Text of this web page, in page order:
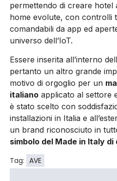
permettendo di creare hotel
home evolute, con controlli
comandabili da app ed
universo dell’IoT.
Essere inserita all’interno
pertanto un altro grande
motivo di orgoglio per un
italiano applicato al settore
è stato scelto con
installazioni in Italia e
un brand riconosciuto in
simbolo del Made in Italy
Tag: AVE